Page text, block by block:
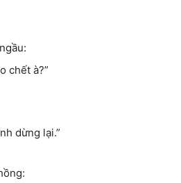
chết à?”
dừng lại.”